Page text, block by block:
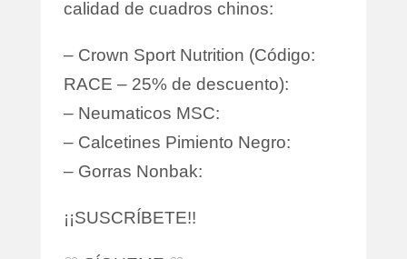
calidad de cuadros chinos:
– Crown Sport Nutrition (Código:
RACE – 25% de descuento):
– Neumaticos MSC:
– Calcetines Pimiento Negro:
– Gorras Nonbak:
¡¡SUSCRÍBETE!!